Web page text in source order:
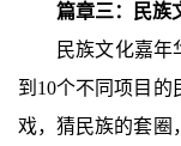
篇章三：
民族
民族文化嘉年
到10个不同项目
戏，猜民族的套圈